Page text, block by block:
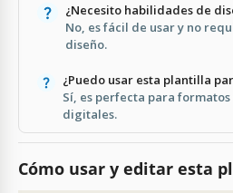
¿Necesito habilidades de
No, es fácil de usar y no
diseño.
¿Puedo usar esta plantilla
Sí, es perfecta para
digitales.
Cómo usar y editar esta